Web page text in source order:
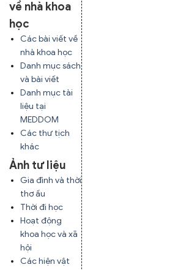
về nhà khoa
học
Các bài viết về
nhà khoa học
Danh mục sách
và bài viết
Danh mục tài
liệu tại
MEDDOM
Các thư tịch
khác
Ảnh tư liệu
Gia đình và thời
thơ ấu
Thời đi học
Hoạt động
khoa học và xã
hội
Các hiện vật